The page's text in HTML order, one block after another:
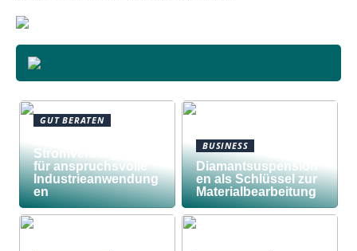
GUT BERATEN
Stromversorgungen
für anspruchsvolle
Industrieanwendung
en
BUSINESS
Diamantsuspension
en als Schlüssel zur
Materialbearbeitung